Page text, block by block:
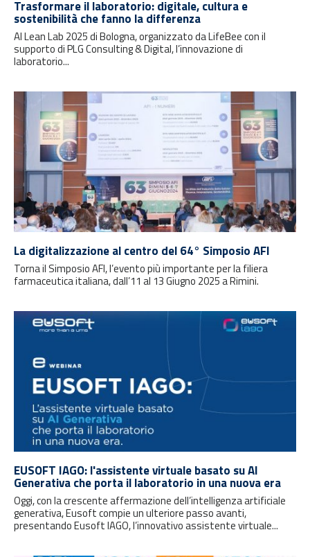
Trasformare il laboratorio: digitale, cultura e
sostenibilità che fanno la differenza
Al Lean Lab 2025 di Bologna, organizzato da LifeBee con il
supporto di PLG Consulting & Digital, l’innovazione di
laboratorio...
La digitalizzazione al centro del 64° Simposio AFI
Torna il Simposio AFI, l’evento più importante per la filiera
farmaceutica italiana, dall’11 al 13 Giugno 2025 a Rimini.
EUSOFT IAGO: l'assistente virtuale basato su AI
Generativa che porta il laboratorio in una nuova era
Oggi, con la crescente affermazione dell’intelligenza artificiale
generativa, Eusoft compie un ulteriore passo avanti,
presentando Eusoft IAGO, l’innovativo assistente virtuale...